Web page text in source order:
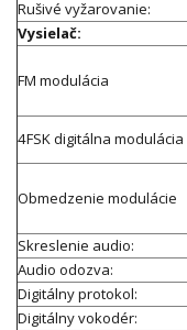
Rušivé vyžarovanie:
Vysielač:
FM modulácia
4FSK digitálna modulácia
Obmedzenie modulácie
Skreslenie audio:
Audio odozva:
Digitálny protokol:
Digitálny vokodér: